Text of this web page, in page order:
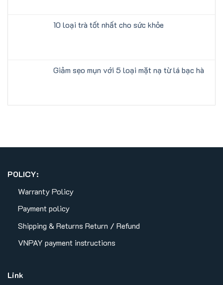
10 loại trà tốt nhất cho sức khỏe
Giảm sẹo mụn với 5 loại mặt nạ từ lá bạc hà
POLICY:
Warranty Policy
Payment policy
Shipping & Returns Return / Refund
VNPAY payment instructions
Link